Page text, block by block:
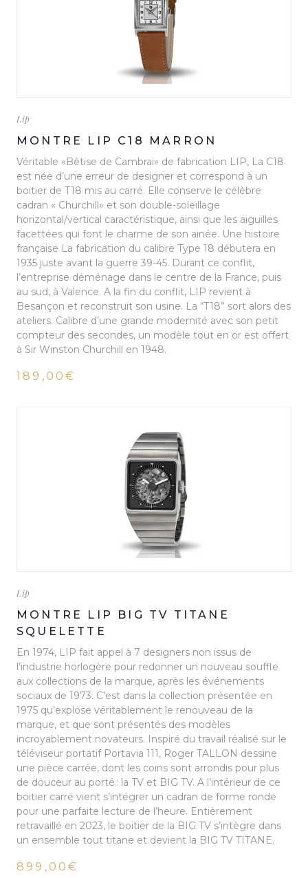
Lip
MONTRE LIP C18 MARRON
Véritable «Bêtise de Cambrai» de fabrication LIP, La C18
est née d’une erreur de designer et correspond à un
boitier de T18 mis au carré. Elle conserve le célèbre
cadran « Churchill» et son double-soleillage
horizontal/vertical caractéristique, ainsi que les aiguilles
facettées qui font le charme de son ainée. Une histoire
française La fabrication du calibre Type 18 débutera en
1935 juste avant la guerre 39-45. Durant ce conflit,
l’entreprise déménage dans le centre de la France, puis
au sud, à Valence. A la fin du conflit, LIP revient à
Besançon et reconstruit son usine. La “T18” sort alors des
ateliers. Calibre d’une grande modernité avec son petit
compteur des secondes, un modèle tout en or est offert
à Sir Winston Churchill en 1948.
189,00€
Lip
MONTRE LIP BIG TV TITANE
SQUELETTE
En 1974, LIP fait appel à 7 designers non issus de
l’industrie horlogère pour redonner un nouveau souffle
aux collections de la marque, après les événements
sociaux de 1973. C’est dans la collection présentée en
1975 qu’explose véritablement le renouveau de la
marque, et que sont présentés des modèles
incroyablement novateurs. Inspiré du travail réalisé sur le
téléviseur portatif Portavia 111, Roger TALLON dessine
une pièce carrée, dont les coins sont arrondis pour plus
de douceur au porté : la TV et BIG TV. A l’intérieur de ce
boitier carré vient s’intégrer un cadran de forme ronde
pour une parfaite lecture de l’heure. Entièrement
retravaillé en 2023, le boitier de la BIG TV s’intègre dans
un ensemble tout titane et devient la BIG TV TITANE.
899,00€